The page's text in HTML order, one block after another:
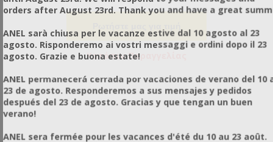
Κατόπιν Παραγγελίας
orders after August 23rd. Thank you and have a great
ANEL sarà chiusa per le vacanze estive dal 10 agosto al 23
agosto. Risponderemo ai vostri messaggi e ordini dopo il 23
agosto. Grazie e buona estate!
ANEL permanecerá cerrada por vacaciones de verano del 10
23 de agosto. Responderemos a sus mensajes y pedidos
después del 23 de agosto. Gracias y que tengan un buen
verano!
ANEL sera fermée pour les vacances d'été du 10 au 23 août.